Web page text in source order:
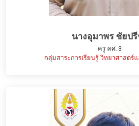
นางอุมาพร ชัยป
ครู คศ. 3
กลุ่มสาระการเรียนรู้ วิทยาศาสตร์